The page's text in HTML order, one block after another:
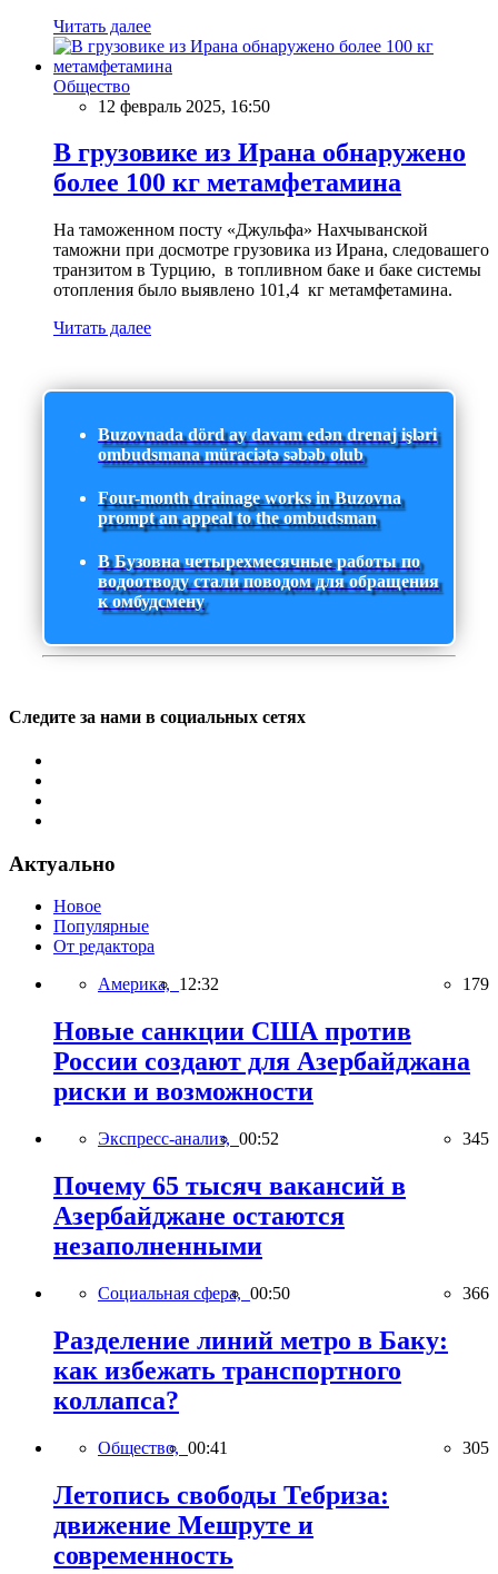
Читать далее
Общество
12 февраль 2025, 16:50
В грузовике из Ирана обнаружено
более 100 кг метамфетамина
На таможенном посту «Джульфа» Нахчыванской
таможни при досмотре грузовика из Ирана, следовашего
транзитом в Турцию, в топливном баке и баке системы
отопления было выявлено 101,4 кг метамфетамина.
Читать далее
Buzovnada dörd ay davam edən drenaj işləri
ombudsmana müraciətə səbəb olub
Four-month drainage works in Buzovna
prompt an appeal to the ombudsman
В Бузовна четырехмесячные работы по
водоотводу стали поводом для обращения
к омбудсмену
Следите за нами в социальных сетях
Актуально
Новое
Популярные
От редактора
Америка, 12:32 179
Новые санкции США против
России создают для Азербайджана
риски и возможности
Экспресс-анализ, 00:52 345
Почему 65 тысяч вакансий в
Азербайджане остаются
незаполненными
Социальная сфера, 00:50 366
Разделение линий метро в Баку:
как избежать транспортного
коллапса?
Общество, 00:41 305
Летопись свободы Тебриза:
движение Мешруте и
современность